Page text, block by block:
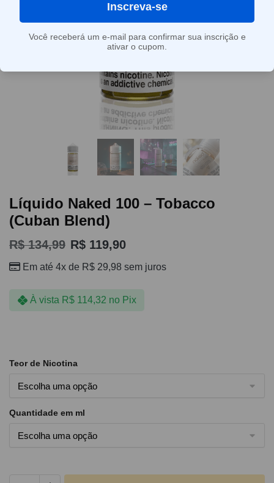
Líquido Naked 100 – Tobacco
(Cuban Blend)
R$134,99 R$ 119,90
Em até 4x de R$ 29,98 sem juros
À vista R$114,32 no Pix
Teor de Nicotina
Quantidade em ml
Inscreva-se
Você receberá um e-mail para confirmar sua inscrição e
ativar o cupom.